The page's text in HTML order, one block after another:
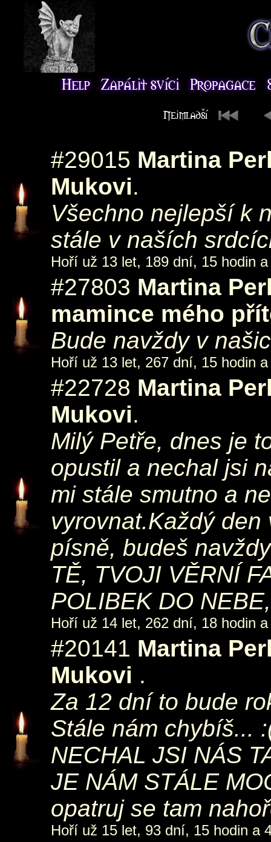
#29015 Martina
Mukovi.
Všechno nejlepší k
stále v naších
Hoří už 13 let, 189 dní, 15 hodin
#27803 Martina
mamince mého
Bude navždy v
Hoří už 13 let, 267 dní, 15 hodin
#22728 Martina
Mukovi.
Milý Petře, dnes je
opustil a nechal jsi
mi stále smutno a
vyrovnat.Každý
písně, budeš
TĚ, TVOJI VĚRNÍ
POLIBEK DO
Hoří už 14 let, 262 dní, 18 hodin
#20141 Martina
Mukovi .
Za 12 dní to bude
Stále nám chybíš...
NECHAL JSI NÁS
JE NÁM STÁLE
opatruj se tam
Hoří už 15 let, 93 dní, 15 hodin a